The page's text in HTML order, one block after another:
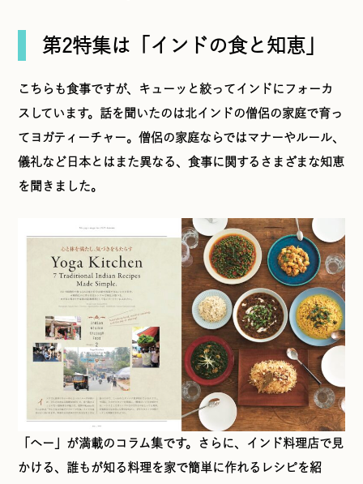
第2特集は「インドの食と知恵」
こちらも食事ですが、キューッと絞ってインドにフォーカ
スしています。話を聞いたのは北インドの僧侶の家庭で育っ
てヨガティーチャー。僧侶の家庭ならではマナーやルール、
儀礼など日本とはまた異なる、食事に関するさまざまな知恵
を聞きました。
「へー」が満載のコラム集です。さらに、インド料理店で見
かける、誰もが知る料理を家で簡単に作れるレシピを紹